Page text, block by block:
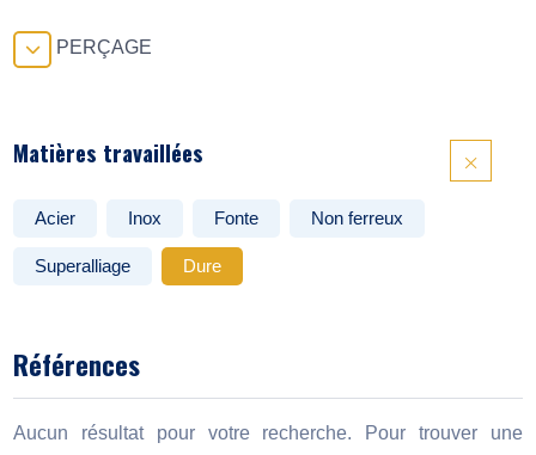
PERÇAGE
Matières travaillées
Acier Inox Fonte Non ferreux
Superalliage Dure
Références
Aucun résultat pour votre recherche. Pour trouver une